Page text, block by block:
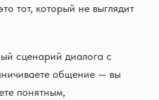
тот, который не выглядит
сценарий диалога с
общение — вы
понятным,